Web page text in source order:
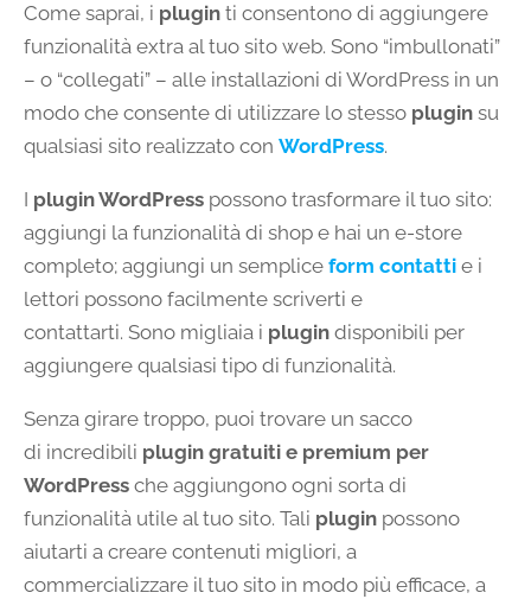
Come saprai, i plugin ti consentono di aggiungere
funzionalità extra al tuo sito web. Sono “imbullonati”
– o “collegati” – alle installazioni di WordPress in un
modo che consente di utilizzare lo stesso plugin su
qualsiasi sito realizzato con WordPress.
I plugin WordPress possono trasformare il tuo sito:
aggiungi la funzionalità di shop e hai un e-store
completo; aggiungi un semplice form contatti e i
lettori possono facilmente scriverti e
contattarti. Sono migliaia i plugin disponibili per
aggiungere qualsiasi tipo di funzionalità.
Senza girare troppo, puoi trovare un sacco
di incredibili plugin gratuiti e premium per
WordPress che aggiungono ogni sorta di
funzionalità utile al tuo sito. Tali plugin possono
aiutarti a creare contenuti migliori, a
commercializzare il tuo sito in modo più efficace, a